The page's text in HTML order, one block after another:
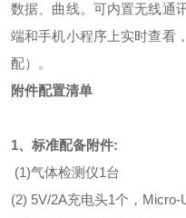
数据、曲线。可内置无线通
端和手机小程序上实时查看
配）。
附件配置清单
1、标准配备附件:
(1)气体检测仪1台
(2) 5V/2A充电头1个，Micro-